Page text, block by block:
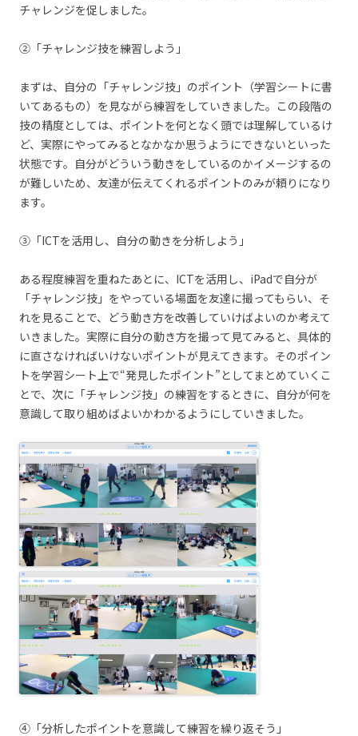
チャレンジを促しました。
②「チャレンジ技を練習しよう」
まずは、自分の「チャレンジ技」のポイント（学習シートに書
いてあるもの）を見ながら練習をしていきました。この段階の
技の精度としては、ポイントを何となく頭では理解しているけ
ど、実際にやってみるとなかなか思うようにできないといった
状態です。自分がどういう動きをしているのかイメージするの
が難しいため、友達が伝えてくれるポイントのみが頼りになり
ます。
③「ICTを活用し、自分の動きを分析しよう」
ある程度練習を重ねたあとに、ICTを活用し、iPadで自分が
「チャレンジ技」をやっている場面を友達に撮ってもらい、そ
れを見ることで、どう動き方を改善していけばよいのか考えて
いきました。実際に自分の動き方を撮って見てみると、具体的
に直さなければいけないポイントが見えてきます。そのポイン
トを学習シート上で“発見したポイント”としてまとめていくこ
とで、次に「チャレンジ技」の練習をするときに、自分が何を
意識して取り組めばよいかわかるようにしていきました。
④「分析したポイントを意識して練習を繰り返そう」